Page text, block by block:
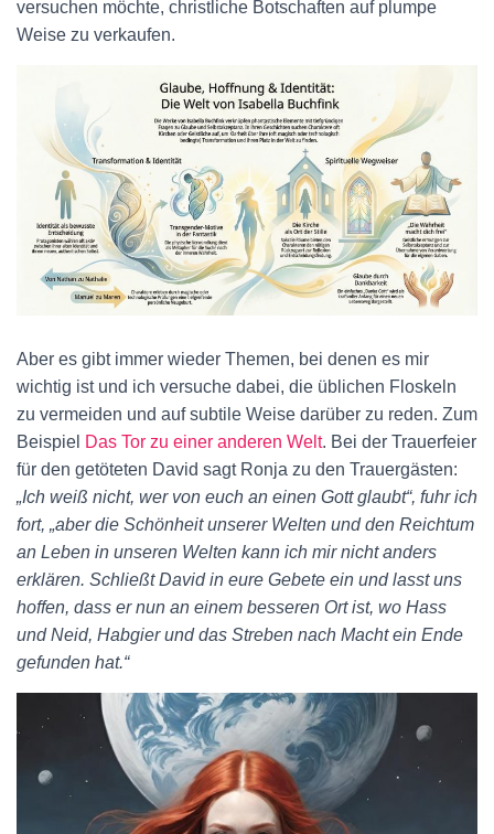
versuchen möchte, christliche Botschaften auf plumpe
Weise zu verkaufen.
Aber es gibt immer wieder Themen, bei denen es mir
wichtig ist und ich versuche dabei, die üblichen Floskeln
zu vermeiden und auf subtile Weise darüber zu reden. Zum
Beispiel Das Tor zu einer anderen Welt. Bei der Trauerfeier
für den getöteten David sagt Ronja zu den Trauergästen:
„Ich weiß nicht, wer von euch an einen Gott glaubt“, fuhr ich
fort, „aber die Schönheit unserer Welten und den Reichtum
an Leben in unseren Welten kann ich mir nicht anders
erklären. Schließt David in eure Gebete ein und lasst uns
hoffen, dass er nun an einem besseren Ort ist, wo Hass
und Neid, Habgier und das Streben nach Macht ein Ende
gefunden hat.“